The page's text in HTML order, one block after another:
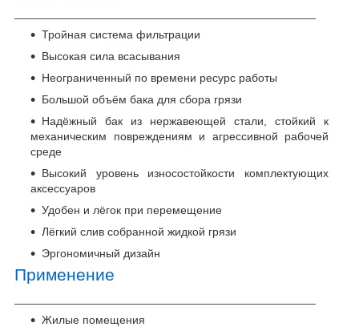
Тройная система фильтрации
Высокая сила всасывания
Неограниченный по времени ресурс работы
Большой объём бака для сбора грязи
Надёжный бак из нержавеющей стали, стойкий к
механическим повреждениям и агрессивной рабочей
среде
Высокий уровень износостойкости комплектующих
аксессуаров
Удобен и лёгок при перемещение
Лёгкий слив собранной жидкой грязи
Эргономичный дизайн
Применение
Жилые помещения